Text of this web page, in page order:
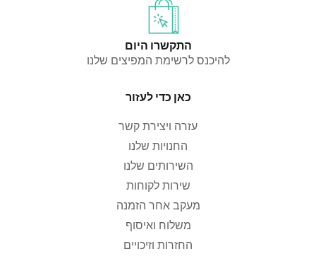
התקשרו היום
להיכנס לרשימת המפיצים שלנו
כאן כדי לעזור
עזרה ויצירת קשר
החנויות שלנו
השירותים שלנו
שירות לקוחות
מעקב אחר הזמנה
משלוח ואיסוף
החזרות וזיכויים